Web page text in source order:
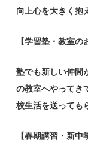
向上心を大きく抱
【学習塾・教室の
塾でも新しい仲間
の教室へやってき
校生活を送って
【春期講習・新中